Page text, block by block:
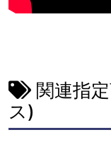
関連指
ス)